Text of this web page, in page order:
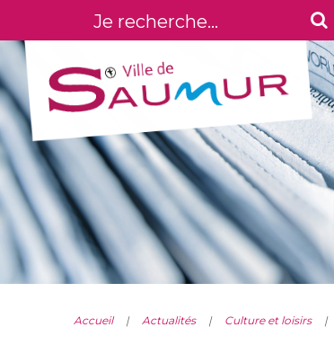
Accueil Actualités Culture et loisirs